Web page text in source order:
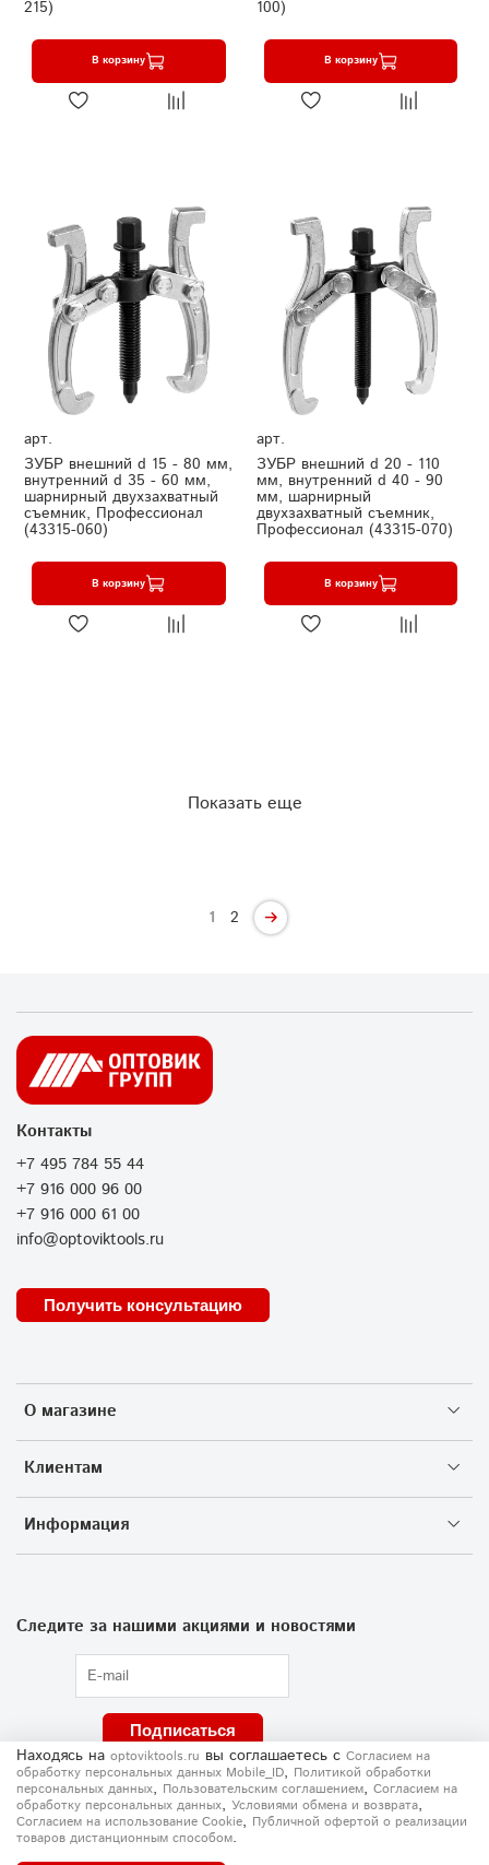
215)
В корзину
100)
В корзину
арт.
ЗУБР внешний d 15 - 80 мм,
внутренний d 35 - 60 мм,
шарнирный двухзахватный
съемник, Профессионал
(43315-060)
В корзину
арт.
ЗУБР внешний d 20 - 110
мм, внутренний d 40 - 90
мм, шарнирный
двухзахватный съемник,
Профессионал (43315-070)
В корзину
Показать еще
1 2
О магазине
Клиентам
Информация
Контакты
+7 495 784 55 44
+7 916 000 96 00
+7 916 000 61 00
info@optoviktools.ru
Получить консультацию
Следите за нашими акциями и новостями
Подписаться
Находясь на optoviktools.ru вы соглашаетесь с Согласием на
обработку персональных данных Mobile_ID, Политикой обработки
персональных данных, Пользовательским соглашением, Согласием на
обработку персональных данных, Условиями обмена и возврата,
Согласием на использование Сookie, Публичной офертой о реализации
товаров дистанционным способом.